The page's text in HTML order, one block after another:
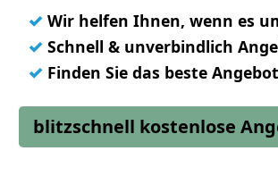
✓ Wir helfen Ihnen, wenn es
✓ Schnell & unverbindlich
✓ Finden Sie das beste
blitzschnell kostenlose